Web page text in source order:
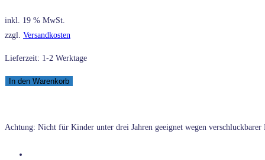
inkl. 19 % MwSt.
zzgl. Versandkosten
Lieferzeit: 1-2 Werktage
LEGO®
75980
In den Warenkorb
Achtung: Nicht für Kinder unter drei Jahren geeignet wegen verschluckbarer